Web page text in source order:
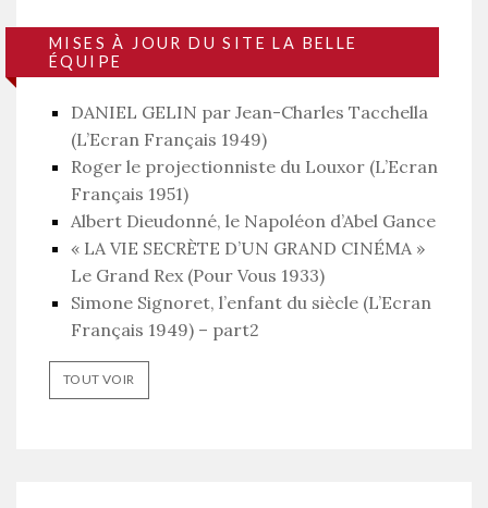
MISES À JOUR DU SITE LA BELLE
ÉQUIPE
DANIEL GELIN par Jean-Charles Tacchella
(L’Ecran Français 1949)
Roger le projectionniste du Louxor (L’Ecran
Français 1951)
Albert Dieudonné, le Napoléon d’Abel Gance
« LA VIE SECRÈTE D’UN GRAND CINÉMA »
Le Grand Rex (Pour Vous 1933)
Simone Signoret, l’enfant du siècle (L’Ecran
Français 1949) – part2
TOUT VOIR